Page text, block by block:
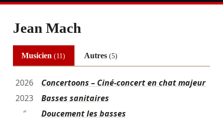
Jean Mach
Musicien(11) Autres (5)
2026
Concertoons – Ciné-concert en chat majeur
2023
Basses sanitaires
″
Doucement les basses